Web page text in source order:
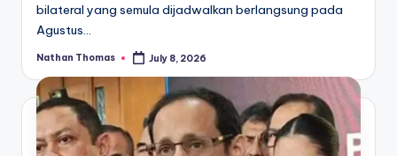
bilateral yang semula dijadwalkan berlangsung pada
Agustus…
Posted
Nathan Thomas July 8, 2026